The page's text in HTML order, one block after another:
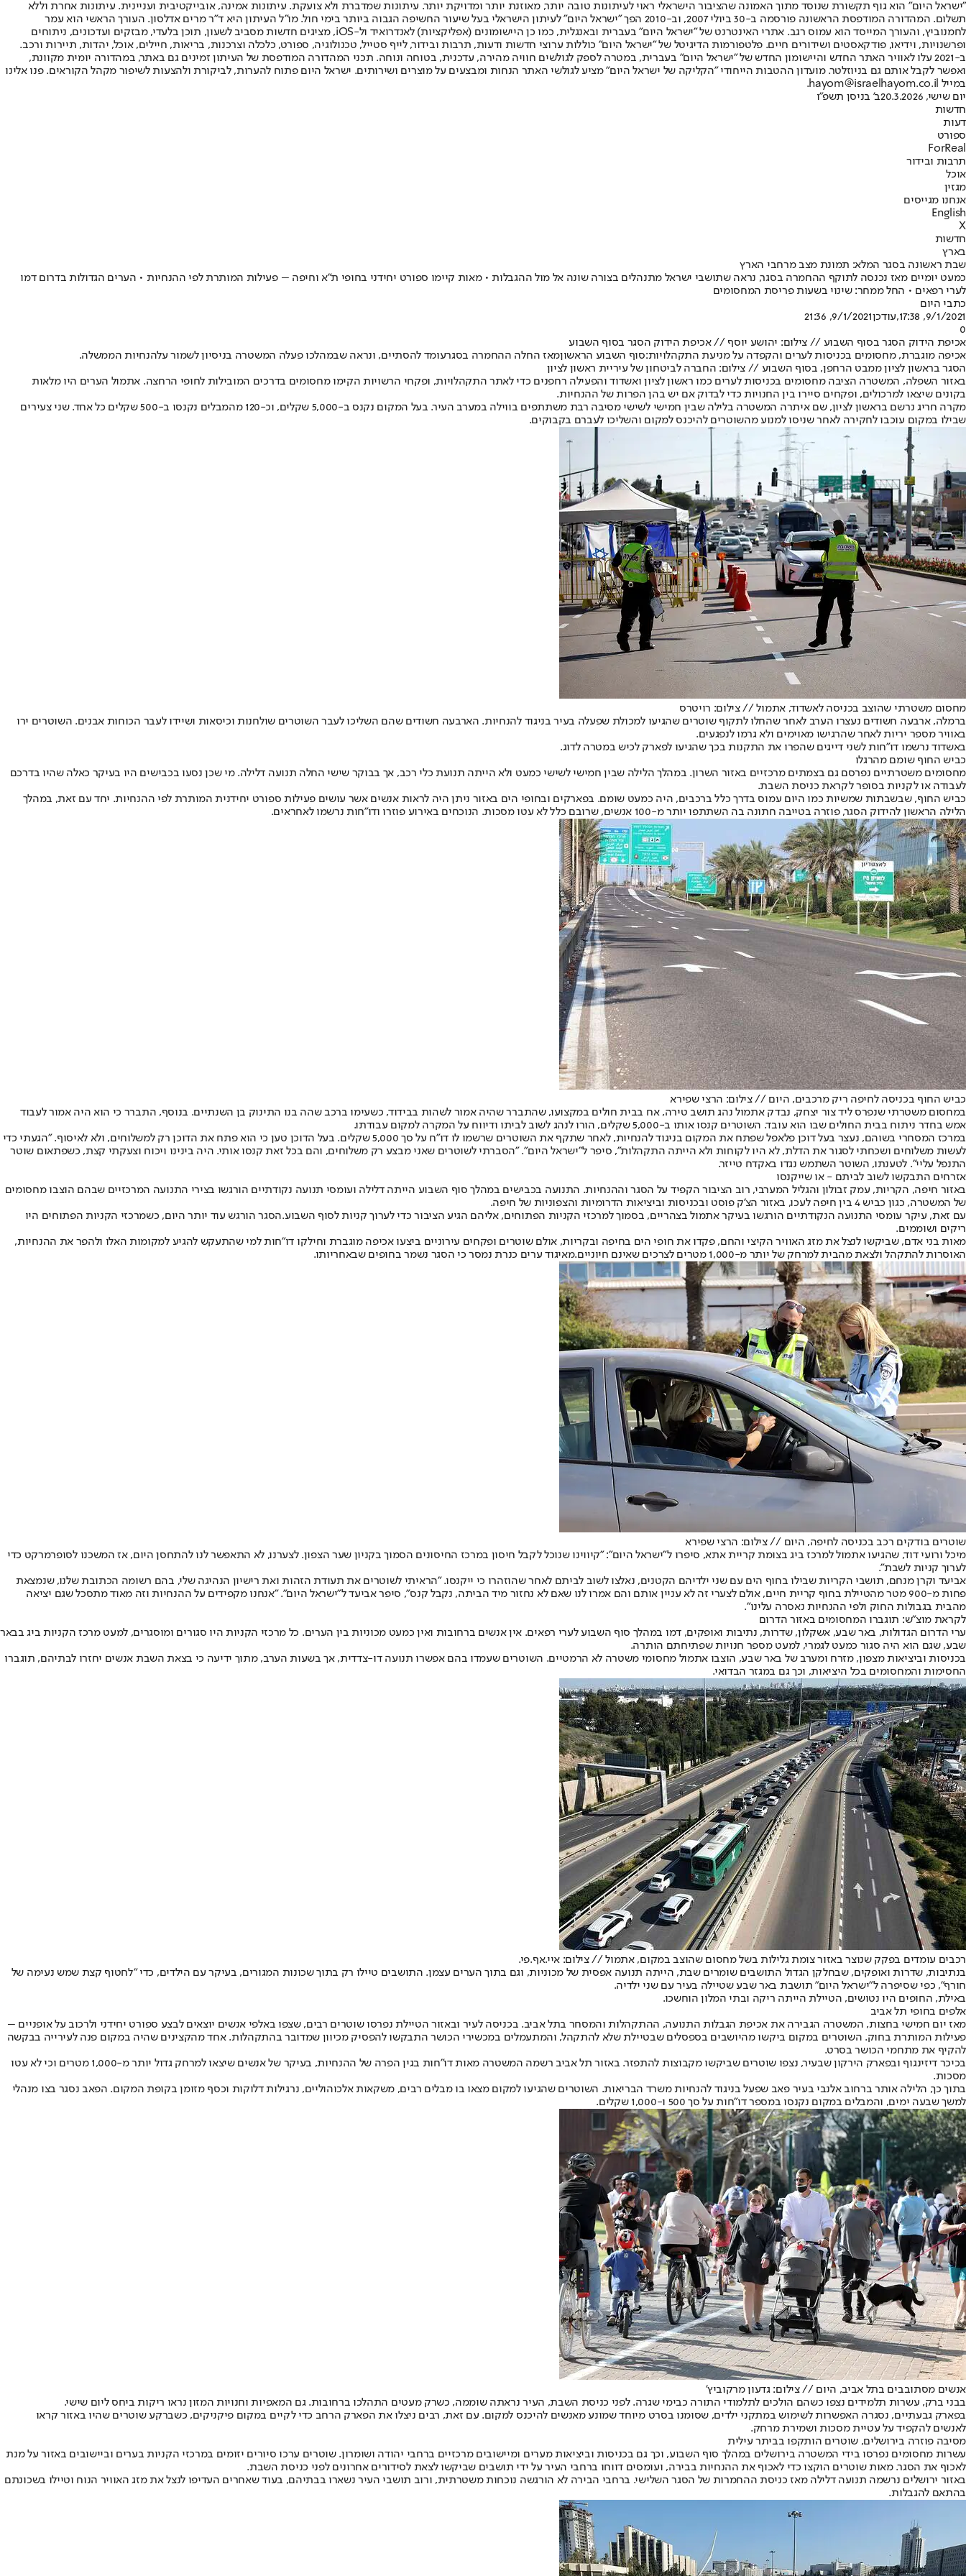
"ישראל היום" הוא גוף תקשורת שנוסד מתוך האמונה שהציבור הישראלי ראוי לעיתונות טובה יותר, מאוזנת יותר ומדויקת יותר. עיתונות שמדברת ולא צועקת. עיתונות אמינה, אובייקטיבית ועניינית. עיתונות אחרת וללא
תשלום. המהדורה המודפסת הראשונה פורסמה ב-30 ביולי 2007, וב-2010 הפך "ישראל היום" לעיתון הישראלי בעל שיעור החשיפה הגבוה ביותר בימי חול. מו"ל העיתון היא ד"ר מרים אדלסון. העורך הראשי הוא עמר
לחמנוביץ, והעורך המייסד הוא עמוס רגב. אתרי האינטרנט של "ישראל היום" בעברית ובאנגלית, כמו כן היישומונים (אפליקציות) לאנדרואיד ול-iOS, מציגים חדשות מסביב לשעון, תוכן בלעדי, מבזקים ועדכונים, ניתוחים
ופרשנויות, וידיאו, פודקאסטים ושידורים חיים. פלטפורמות הדיגיטל של "ישראל היום" כוללות ערוצי חדשות ודעות, תרבות ובידור, לייף סטייל, טכנולוגיה, ספורט, כלכלה וצרכנות, בריאות, חיילים, אוכל, יהדות, תיירות ורכב.
ב-2021 עלו לאוויר האתר החדש והיישומון החדש של "ישראל היום" בעברית, במטרה לספק לגולשים חוויה מהירה, עדכנית, בטוחה ונוחה. תכני המהדורה המודפסת של העיתון זמינים גם באתר, במהדורה יומית מקוונת,
ואפשר לקבל אותם גם בניוזלטר. מועדון ההטבות הייחודי "הקליקה של ישראל היום" מציע לגולשי האתר הנחות ומבצעים על מוצרים ושירותים. ישראל היום פתוח להערות, לביקורת ולהצעות לשיפור מקהל הקוראים. פנו אלינו
במייל hayom@israelhayom.co.il.
יום שישי, 20.3.2026
ב' בניסן תשפ"ו
חדשות
דעות
ספורט
ForReal
תרבות ובידור
אוכל
מגזין
אנחנו מגייסים
English
X
חדשות
בארץ
שבת ראשונה בסגר המלא: תמונת מצב מרחבי הארץ
כמעט יומיים מאז נכנסה לתוקף ההחמרה בסגר, נראה שתושבי ישראל מתנהלים בצורה שונה אל מול ההגבלות • מאות קיימו ספורט יחידני בחופי ת"א וחיפה – פעילות המותרת לפי ההנחיות • הערים הגדולות בדרום דמו
לערי רפאים • החל ממחר: שינוי בשעות פריסת המחסומים
כתבי היום
9/1/2021, 17:38
,עודכן9/1/2021, 21:36
0
אכיפת הידוק הסגר בסוף השבוע // צילום: יהושע יוסף // אכיפת הידוק הסגר בסוף השבוע
אכיפה מוגברת, מחסומים בכניסות לערים והקפדה על מניעת התקהלויות:סוף השבוע הראשוןמאז החלה ההחמרה בסגרעומד להסתיים, ונראה שבמהלכו פעלה המשטרה בניסיון לשמור עלהנחיות הממשלה.
הסגר בראשון לציון ממבט הרחפן, בסוף השבוע // צילום: החברה לביטחון של עיריית ראשון לציון
באזור השפלה, המשטרה הציבה מחסומים בכניסות לערים כמו ראשון לציון ואשדוד והפעילה רחפנים כדי לאתר התקהלויות, ופקחי הרשויות הקימו מחסומים בדרכים המובילות לחופי הרחצה. אתמול הערים היו מלאות
בקונים שיצאו למרכולים, ופקחים סיירו בין החנויות כדי לבדוק אם יש בהן הפרות של ההנחיות.
מקרה חריג נרשם בראשון לציון, שם איתרה המשטרה בלילה שבין חמישי לשישי מסיבה רבת משתתפים בווילה במערב העיר. בעל המקום נקנס ב-5,000 שקלים, וכ-120 מהמבלים נקנסו ב-500 שקלים כל אחד. שני צעירים
שבילו במקום עוכבו לחקירה לאחר שניסו למנוע מהשוטרים להיכנס למקום והשליכו לעברם בקבוקים.
מחסום משטרתי שהוצב בכניסה לאשדוד, אתמול // צילום: רויטרס
ברמלה, ארבעה חשודים נעצרו הערב לאחר שהחלו לתקוף שוטרים שהגיעו למכולת שפעלה בעיר בניגוד להנחיות. הארבעה חשודים שהם השליכו לעבר השוטרים שולחנות וכיסאות ושיידו לעבר הכוחות אבנים. השוטרים ירו
באוויר מספר יריות לאחר שהרגישו מאוימים ולא גרמו לנפגעים.
באשדוד נרשמו דו"חות לשני דייגים שהפרו את התקנות בכך שהגיעו לפארק לכיש במטרה לדוג.
כביש החוף שומם מהרגלו
מחסומים משטרתיים נפרסם גם בצמתים מרכזיים באזור השרון. במהלך הלילה שבין חמישי לשישי כמעט ולא הייתה תנועת כלי רכב, אך בבוקר שישי החלה תנועה דלילה. מי שכן נסעו בכבישים היו בעיקר כאלה שהיו בדרכם
לעבודה או לקניות בסופר לקראת כניסת השבת.
כביש החוף, שבשבתות שמשיות כמו היום עמוס בדרך כלל ברכבים, היה כמעט שומם. בפארקים ובחופי הים באזור ניתן היה לראות אנשים אשר עושים פעילות ספורט יחידנית המותרת לפי ההנחיות. יחד עם זאת, במהלך
הלילה הראשון להידוק הסגר, פוזרה בטייבה חתונה בה השתתפו יותר מ-100 אנשים, שרובם כלל לא עטו מסכות. הנוכחים באירוע פוזרו ודו"חות נרשמו לאחראים.
כביש החוף בכניסה לחיפה ריק מרכבים, היום // צילום: הרצי שפירא
במחסום משטרתי שנפרס ליד צור יצחק, נבדק אתמול נהג תושב טירה, אח בבית חולים במקצועו, שהתברר שהיה אמור לשהות בבידוד, כשעימו ברכב שהה בנו התינוק בן השנתיים. בנוסף, התברר כי הוא היה אמור לעבוד
אמש בחדר ניתוח בבית החולים שבו הוא עובד. השוטרים קנסו אותו ב-5,000 שקלים, הורו לנהג לשוב לביתו ודיווח על המקרה למקום עבודתו.
במרכז המסחרי בשוהם, נעצר בעל דוכן פלאפל שפתח את המקום בניגוד להנחיות, לאחר שתקף את השוטרים שרשמו לו דו"ח על סך 5,000 שקלים. בעל הדוכן טען כי הוא פתח את הדוכן רק למשלוחים, ולא לאיסוף. "הגעתי כדי
לעשות משלוחים ושכחתי לסגור את הדלת, לא היו לקוחות ולא הייתה התקהלות", סיפר ל"ישראל היום". "הסברתי לשוטרים שאני מבצע רק משלוחים, והם בכל זאת קנסו אותי. היה בינינו ויכוח וצעקתי קצת, כשפתאום שוטר
התנפל עליי". לטענתו, השוטר השתמש נגדו באקדח טייזר.
אזרחים התבקשו לשוב לביתם - או שייקנסו
באזור חיפה, הקריות, עמק זבולון והגליל המערבי, רוב הציבור הקפיד על הסגר וההנחיות. התנועה בכבישים במהלך סוף השבוע הייתה דלילה ועומסי תנועה נקודתיים הורגשו בצירי התנועה המרכזיים שבהם הוצבו מחסומים
של המשטרה, כגון כביש 4 בין חיפה לעכו, באזור הצ'ק פוסט ובכניסות וביציאות הדרומיות והצפוניות של חיפה.
עם זאת, עיקר עומסי התנועה הנקודתיים הורגשו בעיקר אתמול בצהריים, בסמוך למרכזי הקניות הפתוחים, אליהם הגיע הציבור כדי לערוך קניות לסוף השבוע.הסגר הורגש עוד יותר היום, כשמרכזי הקניות הפתוחים היו
ריקים ושוממים.
מאות בני אדם, שביקשו לנצל את מזג האוויר הקיצי והחם, פקדו את חופי הים בחיפה ובקריות, אולם שוטרים ופקחים עירוניים ביצעו אכיפה מוגברת וחילקו דו"חות למי שהתעקש להגיע למקומות האלו ולהפר את ההנחיות,
האוסרות להתקהל ולצאת מהבית למרחק של יותר מ-1,000 מטרים לצרכים שאינם חיוניים.
מאיגוד ערים כנרת נמסר כי הסגר נשמר בחופים שבאחריותו.
שוטרים בודקים רכב בכניסה לחיפה, היום // צילום: הרצי שפירא
מיכל ורועי דוד, שהגיעו אתמול למרכז ביג בצומת קריית אתא, סיפרו ל"ישראל היום": "קיווינו שנוכל לקבל חיסון במרכז החיסונים הסמוך בקניון שער הצפון. לצערנו, לא התאפשר לנו להתחסן היום, אז המשכנו לסופרמרקט כדי
לערוך קניות לשבת".
אביעד וקרן מנחם, תושבי הקריות שבילו בחוף הים עם שני ילדיהם הקטנים, נאלצו לשוב לביתם לאחר שהוזהרו כי ייקנסו. "הראיתי לשוטרים את תעודת הזהות ואת רישיון הנהיגה שלי, בהם רשומה הכתובת שלנו, שנמצאת
פחות מ-900 מטר מהטיילת בחוף קריית חיים, אולם לצערי זה לא עניין אותם והם אמרו לנו שאם לא נחזור מיד הביתה, נקבל קנס", סיפר אביעד ל"ישראל היום". "אנחנו מקפידים על ההנחיות וזה מאוד מתסכל שגם יציאה
מהבית בגבולות החוק ולפי ההנחיות נאסרה עלינו".
לקראת מוצ"ש: תוגברו המחסומים באזור הדרום
ערי הדרום הגדולות, באר שבע, אשקלון, שדרות, נתיבות ואופקים, דמו במהלך סוף השבוע לערי רפאים. אין אנשים ברחובות ואין כמעט מכוניות בין הערים. כל מרכזי הקניות היו סגורים ומוסגרים, למעט מרכז הקניות ביג בבאר
שבע, שגם הוא היה סגור כמעט לגמרי, למעט מספר חנויות שפתיחתם הותרה.
בכניסות וביציאות מצפון, מזרח ומערב של באר שבע, הוצבו אתמול מחסומי משטרה לא הרמטיים. השוטרים שעמדו בהם אפשרו תנועה דו-צדדית, אך בשעות הערב, מתוך ידיעה כי בצאת השבת אנשים יחזרו לבתיהם, תוגברו
החסימות והמחסומים בכל היציאות, וכך גם במגזר הבדואי.
רכבים עומדים בפקק שנוצר באזור צומת גלילות בשל מחסום שהוצב במקום, אתמול // צילום: איי.אף.פי.
בנתיבות, שדרות ואופקים, שבחלקן הגדול התושבים שומרים שבת, הייתה תנועה אפסית של מכוניות, וגם בתוך הערים עצמן. התושבים טיילו רק בתוך שכונות המגורים, בעיקר עם הילדים, כדי "לחטוף קצת שמש נעימה של
חורף", כפי שסיפרה ל"ישראל היום" תושבת באר שבע שטיילה בעיר עם שני ילדיה.
באילת, החופים היו נטושים, הטיילת הייתה ריקה ובתי המלון הוחשכו.
אלפים בחופי תל אביב
מאז יום חמישי בחצות, המשטרה הגבירה את אכיפת הגבלות התנועה, ההתקהלות והמסחר בתל אביב. בכניסה לעיר ובאזור הטיילת נפרסו שוטרים רבים, שצפו באלפי אנשים יוצאים לבצע ספורט יחידני ולרכוב על אופניים –
פעילות המותרת בחוק. השוטרים במקום ביקשו מהיושבים בספסלים שבטיילת שלא להתקהל, והמתעמלים במכשירי הכושר התבקשו להפסיק מכיוון שמדובר בהתקהלות. אחד מהקצינים שהיה במקום פנה לעירייה בבקשה
להקיף את מתחמי הכושר בסרט.
בכיכר דיזינגוף ובפארק הירקון שבעיר, נצפו שוטרים שביקשו מקבוצות להתפזר. באזור תל אביב רשמה המשטרה מאות דו"חות בגין הפרה של ההנחיות, בעיקר של אנשים שיצאו למרחק גדול יותר מ-1,000 מטרים וכי לא עטו
מסכות.
בתוך כך, הלילה אותר ברחוב אלנבי בעיר פאב שפעל בניגוד להנחיות משרד הבריאות. השוטרים שהגיעו למקום מצאו בו מבלים רבים, משקאות אלכוהוליים, נרגילות דלוקות וכסף מזומן בקופת המקום. הפאב נסגר בצו מנהלי
למשך שבעה ימים, והמבלים במקום נקנסו במספר דו"חות על סך 500 ו-1,000 שקלים.
אנשים מסתובבים בתל אביב, היום // צילום: גדעון מרקוביץ'
בבני ברק, עשרות תלמידים נצפו כשהם הולכים לתלמודי התורה כבימי שגרה. לפני כניסת השבת, העיר נראתה שוממה, כשרק מעטים התהלכו ברחובות. גם המאפיות וחנויות המזון נראו ריקות ביחס ליום שישי.
בפארק גבעתיים, נסגרה האפשרות לשימוש במתקני ילדים, שסומנו בסרט מיוחד שמונע מאנשים להיכנס למקום. עם זאת, רבים ניצלו את הפארק הרחב כדי לקיים במקום פיקניקים, כשברקע שוטרים שהיו באזור קראו
לאנשים להקפיד על עטיית מסכות ושמירת מרחק.
מסיבה פוזרה בירושלים, שוטרים הותקפו בביתר עילית
עשרות מחסומים נפרסו בידי המשטרה בירושלים במהלך סוף השבוע, וכך גם בכניסות וביציאות מערים ומיישובים מרכזיים ברחבי יהודה ושומרון. שוטרים ערכו סיורים יזומים במרכזי הקניות בערים וביישובים באזור על מנת
לאכוף את הסגר. מאות שוטרים הוקצו כדי לאכוף את ההנחיות בבירה, ועומסים דווחו ברחבי העיר על ידי תושבים שביקשו לצאת לסידורים אחרונים לפני כניסת השבת.
באזור ירושלים נרשמה תנועה דלילה מאז כניסת ההחמרות של הסגר השלישי. ברחבי הבירה לא הורגשה נוכחות משטרתית, ורוב תושבי העיר נשארו בבתיהם, בעוד שאחרים העדיפו לנצל את מזג האוויר הנוח וטיילו בשכונתם
בהתאם להגבלות.